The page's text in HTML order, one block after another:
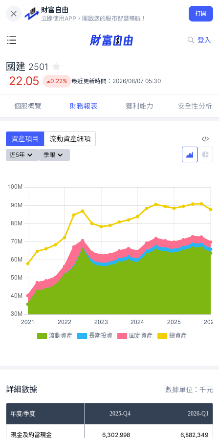
財富自由
立即使用APP，開啟您的股市智慧導航！
打開
登入
22.05
0.22%
國建 2501
22.05 0.22% 最近更新時間： 2026/08/07 05:30
個股概覽 財務報表 獲利能力 安全性分析
資產項目 流動資產細項
近5年 季報
流動資產 長期投資 固定資產 總資產
詳細數據 數據單位：千元
年度/季度2025-Q3 2025-Q4 2026-Q1
現金及約當現金
6,103,838 6,302,998 6,882,349